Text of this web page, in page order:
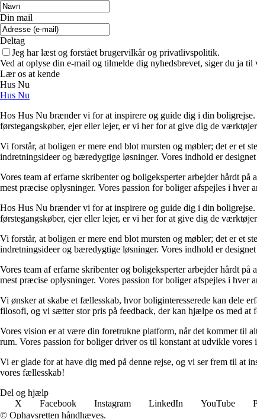
Din mail
Deltag
Jeg har læst og forstået brugervilkår og privatlivspolitik.
Ved at oplyse din e-mail og tilmelde dig nyhedsbrevet, siger du ja
Lær os at kende
Hus Nu
Hus Nu
Hos Hus Nu brænder vi for at inspirere og guide dig i din
førstegangskøber, ejer eller lejer, er vi her for at give dig de
Vi forstår, at boligen er mere end blot mursten og møbler; det er et
indretningsideer og bæredygtige løsninger. Vores indhold er
Vores team af erfarne skribenter og boligeksperter arbejder hårdt
mest præcise oplysninger. Vores passion for boliger afspejles i
Hos Hus Nu brænder vi for at inspirere og guide dig i din
førstegangskøber, ejer eller lejer, er vi her for at give dig de
Vi forstår, at boligen er mere end blot mursten og møbler; det er et
indretningsideer og bæredygtige løsninger. Vores indhold er
Vores team af erfarne skribenter og boligeksperter arbejder hårdt
mest præcise oplysninger. Vores passion for boliger afspejles i
Vi ønsker at skabe et fællesskab, hvor boliginteresserede kan dele
filosofi, og vi sætter stor pris på feedback, der kan hjælpe os med at
Vores vision er at være din foretrukne platform, når det kommer til
rum. Vores passion for boliger driver os til konstant at udvikle
Vi er glade for at have dig med på denne rejse, og vi ser frem til at
vores fællesskab!
Del og hjælp
X
Facebook Instagram LinkedIn YouTube
© Ophavsretten håndhæves.